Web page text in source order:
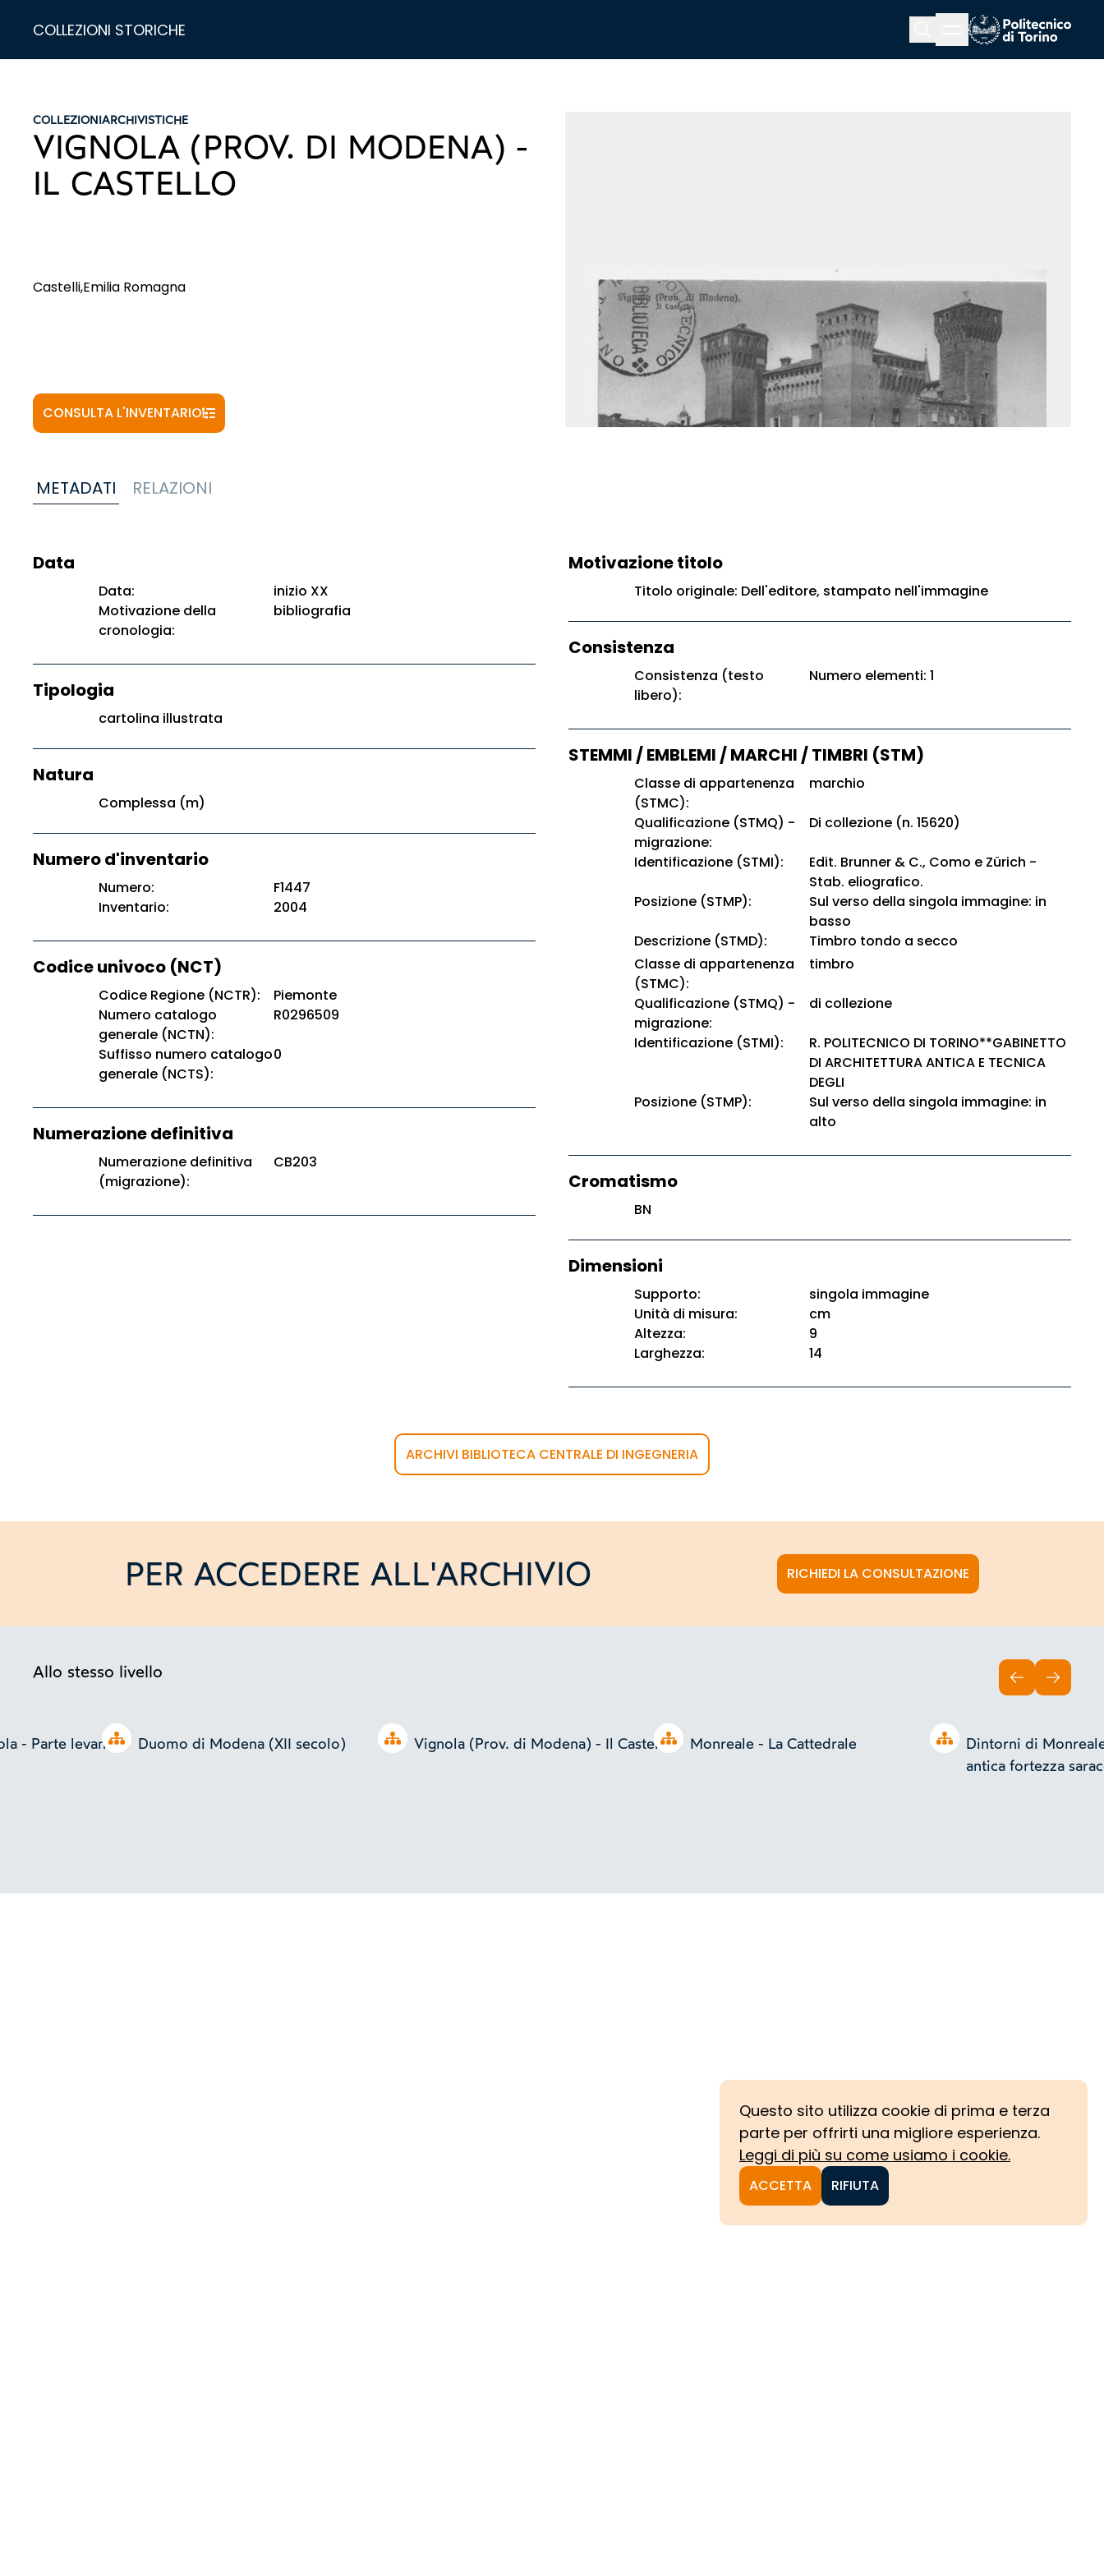
Questo sito utilizza cookie di prima e terza
parte per offrirti una migliore esperienza.
Leggi di più su come usiamo i cookie.
ACCETTA RIFIUTA
COLLEZIONI STORICHE
Menu button
COLLEZIONIARCHIVISTICHE
VIGNOLA (PROV. DI MODENA) -
IL CASTELLO
Castelli,Emilia Romagna
CONSULTA L'INVENTARIO
METADATI RELAZIONI
Data
Data:
inizio XX
Motivazione della
cronologia:
bibliografia
Tipologia
cartolina illustrata
Natura
Complessa (m)
Numero d'inventario
Numero:
F1447
Inventario:
2004
Codice univoco (NCT)
Codice Regione (NCTR):
Piemonte
Numero catalogo
generale (NCTN):
R0296509
Suffisso numero catalogo
generale (NCTS):
0
Numerazione definitiva
Numerazione definitiva
(migrazione):
CB203
Motivazione titolo
Titolo originale: Dell'editore, stampato nell'immagine
Consistenza
Consistenza (testo
libero):
Numero elementi: 1
STEMMI / EMBLEMI / MARCHI / TIMBRI (STM)
Classe di appartenenza
(STMC):
marchio
Qualificazione (STMQ) -
migrazione:
Di collezione (n. 15620)
Identificazione (STMI):
Edit. Brunner & C., Como e Zürich -
Stab. eliografico.
Posizione (STMP):
Sul verso della singola immagine: in
basso
Descrizione (STMD):
Timbro tondo a secco
Classe di appartenenza
(STMC):
timbro
Qualificazione (STMQ) -
migrazione:
di collezione
Identificazione (STMI):
R. POLITECNICO DI TORINO**GABINETTO
DI ARCHITETTURA ANTICA E TECNICA
DEGLI
Posizione (STMP):
Sul verso della singola immagine: in
alto
Cromatismo
BN
Dimensioni
Supporto:
singola immagine
Unità di misura:
cm
Altezza:
9
Larghezza:
14
ARCHIVI BIBLIOTECA CENTRALE DI INGEGNERIA
PER ACCEDERE ALL'ARCHIVIO RICHIEDI LA CONSULTAZIONE
Allo stesso livello
Open tree
- Parte levante - Open tree
Duomo di Modena (XII secolo) Open tree
Vignola (Prov. di Modena) - Il Castello Open tree
Monreale - La Cattedrale
Dintorni di
antica fortezza
INDIETROAVANTI